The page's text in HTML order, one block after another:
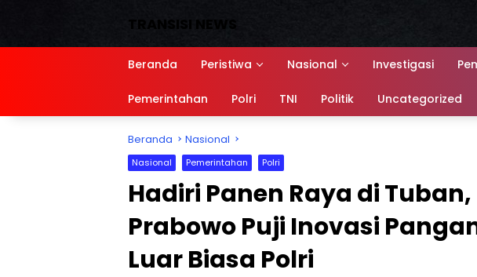
TRANSISI NEWS
Siber,
referensi
Beranda Peristiwa Nasional Investigasi
Pemerintahan Polri TNI Politik Uncategorized
Beranda Nasional
Nasional Pemerintahan Polri
Hadiri Panen Raya di
Prabowo Puji Inovasi
Luar Biasa Polri